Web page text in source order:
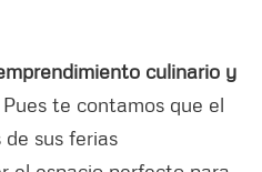
culinario y
Pues te contamos que el
de sus ferias